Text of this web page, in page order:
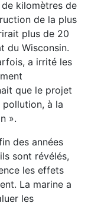
kilomètres de
de la plus
plus de 20
du Wisconsin.
a irrité les
que le projet
à la
».
des années
sont révélés,
les effets
La marine a
les